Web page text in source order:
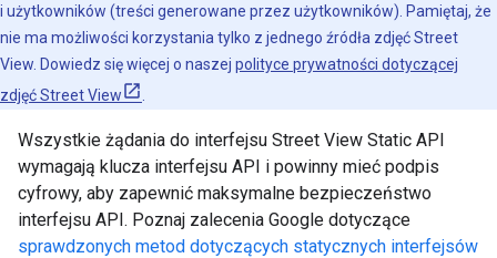
i użytkowników (treści generowane przez użytkowników). Pamiętaj, że
nie ma możliwości korzystania tylko z jednego źródła zdjęć Street
View. Dowiedz się więcej o naszej polityce prywatności dotyczącej
zdjęć Street View
Wszystkie żądania do interfejsu Street View Static API
wymagają klucza interfejsu API i powinny mieć podpis
cyfrowy, aby zapewnić maksymalne bezpieczeństwo
interfejsu API. Poznaj zalecenia Google dotyczące
sprawdzonych metod dotyczących statycznych interfejsów